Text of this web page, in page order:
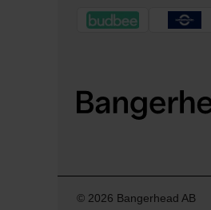
© 2026 Bangerhead AB